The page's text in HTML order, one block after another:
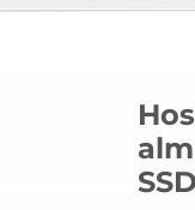
SSD